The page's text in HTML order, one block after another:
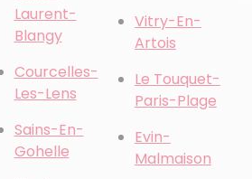
Laurent-
Blangy
Courcelles-
Les-Lens
Sains-En-
Gohelle
Vitry-En-
Artois
Le Touquet-
Paris-Plage
Evin-
Malmaison